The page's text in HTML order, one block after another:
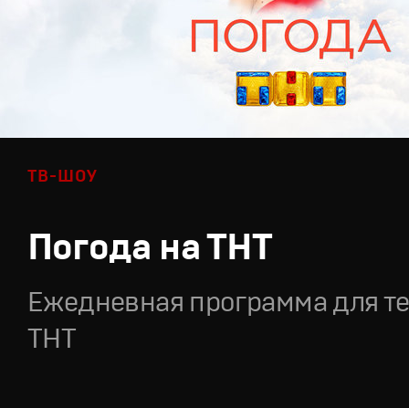
ТВ-ШОУ
Погода на ТНТ
Ежедневная программа для
ТНТ